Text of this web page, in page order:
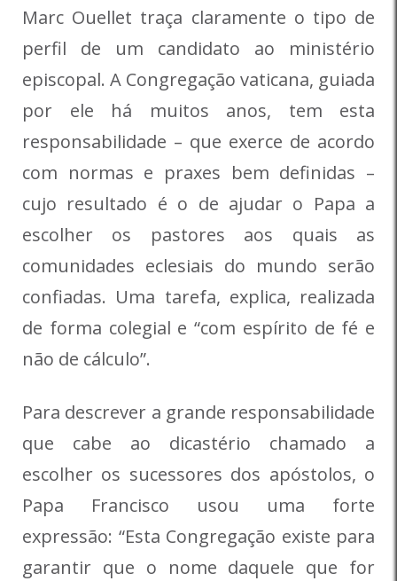
Marc Ouellet traça claramente o tipo de
perfil de um candidato ao ministério
episcopal. A Congregação vaticana, guiada
por ele há muitos anos, tem esta
responsabilidade – que exerce de acordo
com normas e praxes bem definidas –
cujo resultado é o de ajudar o Papa a
escolher os pastores aos quais as
comunidades eclesiais do mundo serão
confiadas. Uma tarefa, explica, realizada
de forma colegial e “com espírito de fé e
não de cálculo”.
Para descrever a grande responsabilidade
que cabe ao dicastério chamado a
escolher os sucessores dos apóstolos, o
Papa Francisco usou uma forte
expressão: “Esta Congregação existe para
garantir que o nome daquele que for